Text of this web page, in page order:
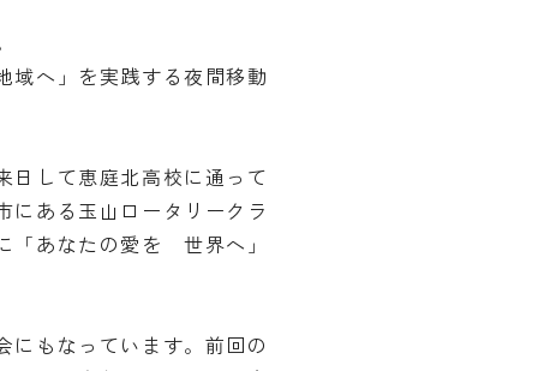
域へ」を実践する夜間移動
日して恵庭北高校に通って
にある玉山ロータリークラ
「あなたの愛を 世界へ」
にもなっています。前回の